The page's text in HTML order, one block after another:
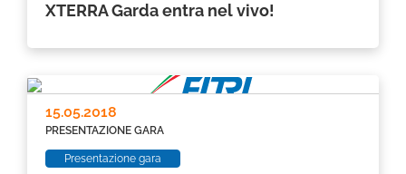
XTERRA Garda entra nel vivo!
PRESENTAZIONE GARA
15.05.2018
Presentazione gara